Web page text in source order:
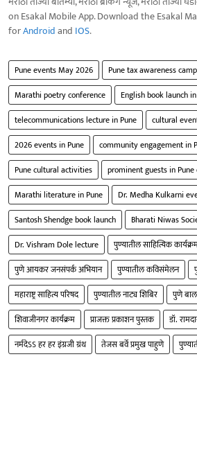
on Esakal Mobile App. Download the Esakal
forAndroidand IOS.
Pune events May 2026
Pune tax awareness
Marathi poetry conference
English book launch
telecommunications lecture in Pune
cultural
2026 events in Pune
community engagement in
Pune cultural activities
prominent guests in
Marathi literature in Pune
Dr. Medha Kulkarni
Santosh Shendge book launch
Bharati Niwas
Dr. Vishram Dole lecture
पुण्यातील साहित्यिक
पुणे आयकर जनसंपर्क अभियान
पुण्यातील कविसंमेलन
महाराष्ट्र साहित्य परिषद
पुण्यातील नाट्य शिबिर पुणे
शिवाजीनगर कार्यक्रम
प्राजक्त प्रकाशन पुस्तक
डॉ.
नर्मदेऽऽ हर हर इंग्रजी ग्रंथ
तेजस बर्वे प्रमुख पाहुणे